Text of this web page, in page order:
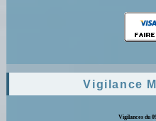
Vigilance